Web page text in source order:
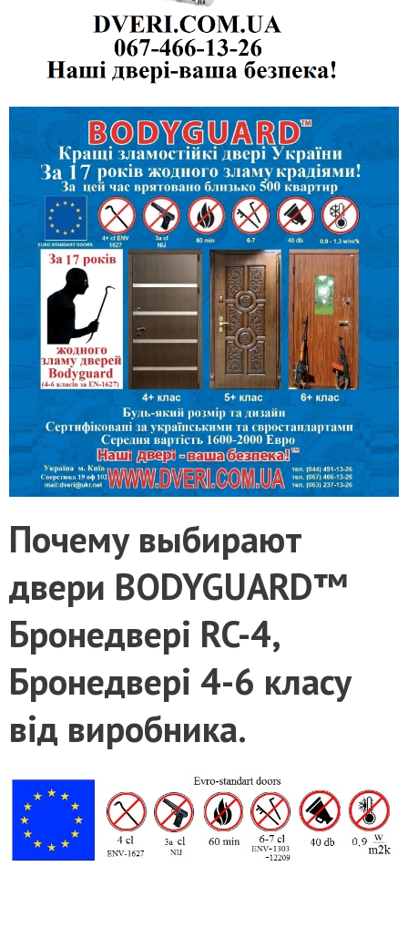
Почему выбирают
двери BODYGUARD™
Бронедвері RC-4,
Бронедвері 4-6 класу
від виробника.